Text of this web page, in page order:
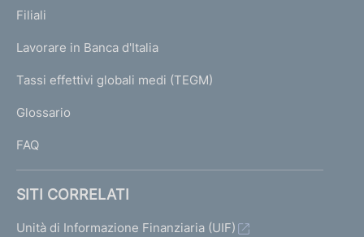
a
g
K
T
I
I
Filiali
Lavorare in Banca d'Italia
Tassi effettivi globali medi (TEGM)
Glossario
FAQ
SITI CORRELATI
Unità di Informazione Finanziaria (UIF)